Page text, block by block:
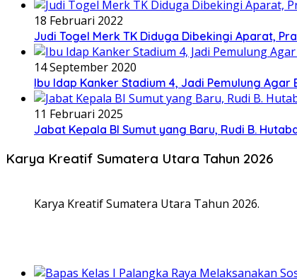
18 Februari 2022
Judi Togel Merk TK Diduga Dibekingi Aparat,
14 September 2020
Ibu Idap Kanker Stadium 4, Jadi Pemulung Agar
11 Februari 2025
Jabat Kepala BI Sumut yang Baru, Rudi B.
Karya Kreatif Sumatera Utara Tahun 2026
Karya Kreatif Sumatera Utara Tahun 2026.